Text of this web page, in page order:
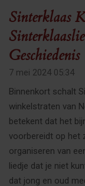
Sinterklaas
Geschiedenis
7 mei 2024 05:34
Binnenkort schalt
winkelstraten van
betekent dat het
voorbereidt op het
organiseren van
liedje dat je niet
dat jong en oud